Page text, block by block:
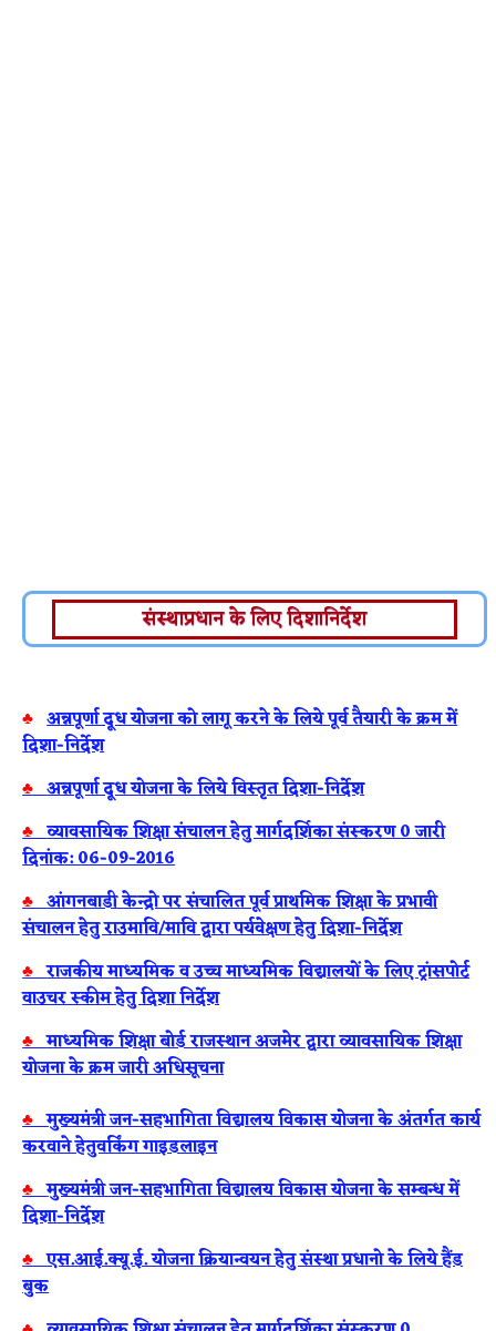
संस्थाप्रधान के लिए दिशानिर्देश
♣अन्नपूर्णा दूध योजना को लागू करने के लिये पूर्व तैयारी के क्रम में
दिशा-निर्देश
♣अन्नपूर्णा दूध योजना के लिये विस्तृत दिशा-निर्देश
♣व्यावसायिक शिक्षा संचालन हेतु मार्गदर्शिका संस्करण 0 जारी
दिनांक: 06-09-2016
♣आंगनबाडी केन्द्रो पर संचालित पूर्व प्राथमिक शिक्षा के प्रभावी
संचालन हेतु राउमावि/मावि द्वारा पर्यवेक्षण हेतु दिशा-निर्देश
♣राजकीय माध्यमिक व उच्च माध्यमिक विद्यालयों के लिए ट्रांसपोर्ट
वाउचर स्कीम हेतु दिशा निर्देश
♣माध्यमिक शिक्षा बोर्ड राजस्थान अजमेर द्वारा व्यावसायिक शिक्षा
योजना के क्रम जारी अधिसूचना
♣मुख्यमंत्री जन-सहभागिता विद्यालय विकास योजना के अंतर्गत कार्य
करवाने हेतुवर्किंग गाइडलाइन
♣मुख्यमंत्री जन-सहभागिता विद्यालय विकास योजना के सम्बन्ध में
दिशा-निर्देश
♣एस.आई.क्यू.ई. योजना क्रियान्वयन हेतु संस्था प्रधानो के लिये हैंड
बुक